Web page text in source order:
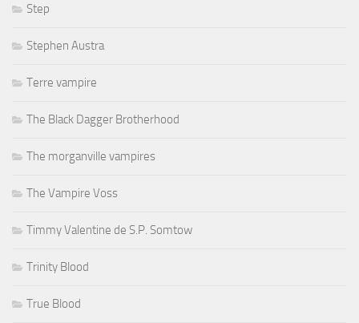
Step
Stephen Austra
Terre vampire
The Black Dagger Brotherhood
The morganville vampires
The Vampire Voss
Timmy Valentine de S.P. Somtow
Trinity Blood
True Blood